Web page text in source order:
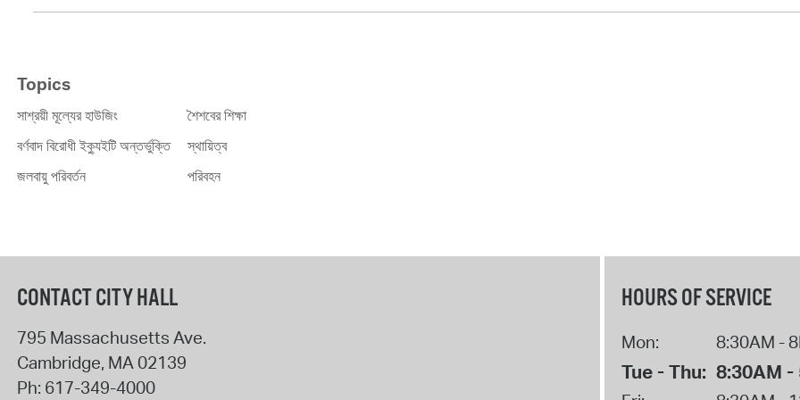
Topics
সাশ্রয়ী মূল্যের হাউজিং
বর্ণবাদ বিরোধী ইক্যুইটি অন্তর্ভুক্তি
জলবায়ু পরিবর্তন
শৈশবের শিক্ষা
স্থায়িত্ব
পরিবহন
CONTACT CITY HALL
795 Massachusetts Ave.
Cambridge, MA 02139
Ph: 617-349-4000
HOURS OF SERVICE
Mon: 8:30AM -
Tue - Thu: 8:30AM -